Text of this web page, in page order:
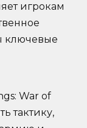
игрокам
ключевые
War of
тактику,